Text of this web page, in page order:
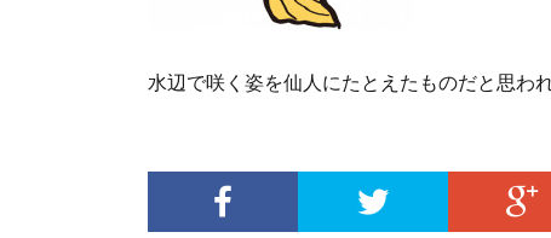
水辺で咲く姿を仙人にたとえたものだと思わ